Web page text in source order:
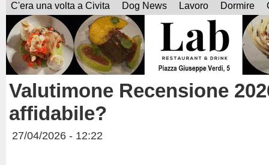
C'era una volta a Civita Dog News Lavoro Dormire
Valutimone Recensione
affidabile?
27/04/2026 - 12:22